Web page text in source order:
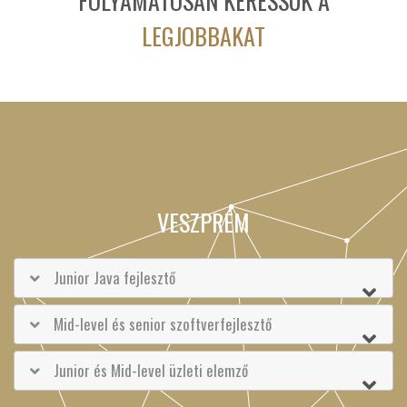
LEGJOBBAKAT
VESZPRÉM
Junior Java fejlesztő
Mid-level és senior szoftverfejlesztő
Junior és Mid-level üzleti elemző